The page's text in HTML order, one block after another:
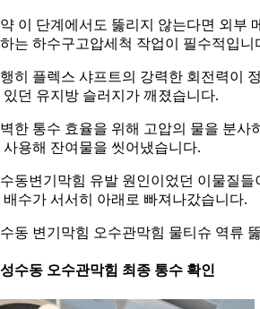
이 단계에서도 뚫리지 않는다면 외부
는 하수구고압세척 작업이 필수적입니
히 플렉스 샤프트의 강력한 회전력이
있던 유지방 슬러지가 깨졌습니다.
한 통수 효율을 위해 고압의 물을 분사
사용해 잔여물을 씻어냈습니다.
동변기막힘 유발 원인이었던 이물질
배수가 서서히 아래로 빠져나갔습니다.
동 변기막힘 오수관막힘 물티슈 역류
수동 오수관막힘 최종 통수 확인